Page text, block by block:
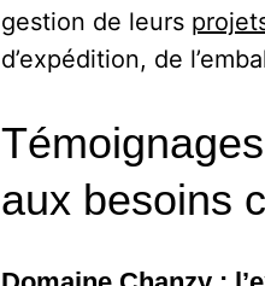
gestion de leurs
d’expédition, de
aux besoins